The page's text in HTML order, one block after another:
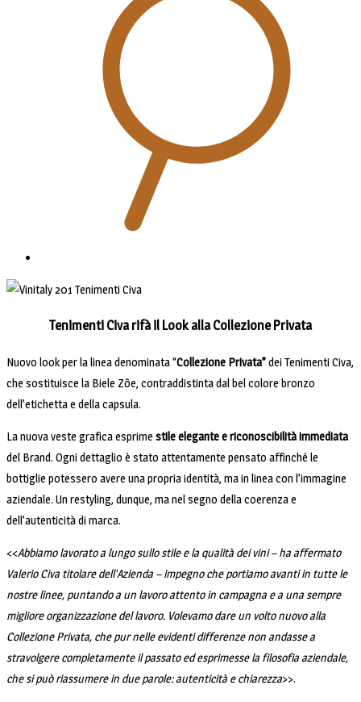
Tenimenti Civa rifà il Look alla Collezione Privata
Nuovo look per la linea denominata “Collezione Privata”dei Tenimenti Civa,
che sostituisce la Biele Zôe, contraddistinta dal bel colore bronzo
dell’etichetta e della capsula.
La nuova veste grafica esprime stile elegante e riconoscibilità immediata
del Brand. Ogni dettaglio è stato attentamente pensato affinché le
bottiglie potessero avere una propria identità, ma in linea con l’immagine
aziendale. Un restyling, dunque, ma nel segno della coerenza e
dell’autenticità di marca.
<<Abbiamo lavorato a lungo sullo stile e la qualità dei vini – ha affermato
Valerio Civa titolare dell’Azienda – impegno che portiamo avanti in tutte le
nostre linee, puntando a un lavoro attento in campagna e a una sempre
migliore organizzazione del lavoro. Volevamo dare un volto nuovo alla
Collezione Privata, che pur nelle evidenti differenze non andasse a
stravolgere completamente il passato ed esprimesse la filosofia aziendale,
che si può riassumere in due parole: autenticità e chiarezza>>.